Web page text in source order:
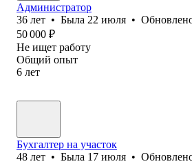
Администратор
36 лет • Была 22 июля •
50 000 ₽
Не ищет работу
Общий опыт
6 лет
Бухгалтер на участок
48 лет • Была 17 июля •